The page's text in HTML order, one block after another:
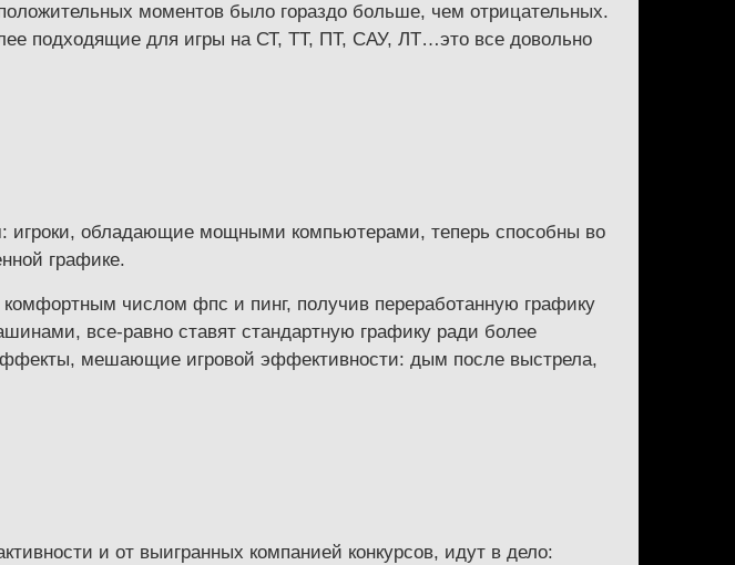
моментов было гораздо больше, чем отрицательных.
подходящие для игры на СТ, ТТ, ПТ, САУ, ЛТ…это все довольно
игроки, обладающие мощными компьютерами, теперь способны во
графике.
числом фпс и пинг, получив переработанную графику
все-равно ставят стандартную графику ради более
мешающие игровой эффективности: дым после выстрела,
и от выигранных компанией конкурсов, идут в дело: